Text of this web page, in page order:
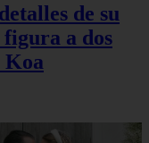
de su
figura a dos
Koa